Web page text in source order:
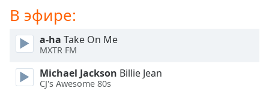
selected
Audio
Track
Picture-
in-
В эфире:
a-ha Take On Me
MXTR FM
Michael Jackson Billie Jean
CJ's Awesome 80s